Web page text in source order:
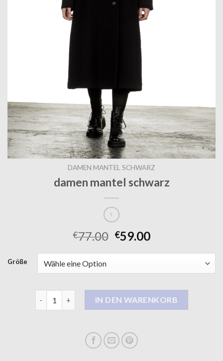
DAMEN MANTEL SCHWARZ
damen mantel schwarz
€77.00 €59.00
Größe
damen mantel schwarz MengeIN DEN WARENKORB